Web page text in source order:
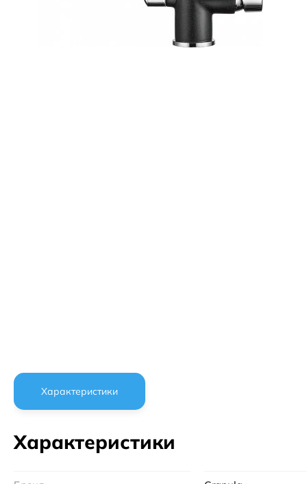
Характеристики
Характеристики